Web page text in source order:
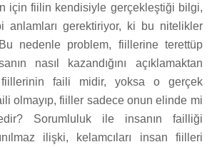
için fiilin kendisiyle gerçekleştiği bilgi,
anlamları gerektiriyor, ki bu nitelikler
nedenle problem, fiillerine terettüp
nasıl kazandığını açıklamaktan
fiillerinin faili midir, yoksa o gerçek
olmayıp, fiiller sadece onun elinde mi
Sorumluluk ile insanın failliği
ilişki, kelamcıları insan fiilleri